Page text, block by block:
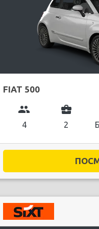
FIAT 500
group
4
business_center
2